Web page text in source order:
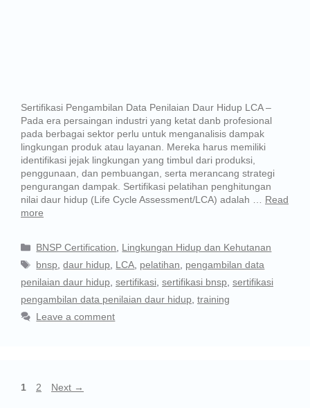
Sertifikasi Pengambilan Data Penilaian Daur Hidup LCA –
Pada era persaingan industri yang ketat danb profesional
pada berbagai sektor perlu untuk menganalisis dampak
lingkungan produk atau layanan. Mereka harus memiliki
identifikasi jejak lingkungan yang timbul dari produksi,
penggunaan, dan pembuangan, serta merancang strategi
pengurangan dampak. Sertifikasi pelatihan penghitungan
nilai daur hidup (Life Cycle Assessment/LCA) adalah … Read
more
BNSP Certification
Lingkungan Hidup dan Kehutanan
bnsp ,daur hidup LCA pelatihan
pengambilan data
penilaian daur hidup sertifikasi sertifikasi bnsp sertifikasi
pengambilan data penilaian daur hidup training
Leave a comment
1 2 Next →